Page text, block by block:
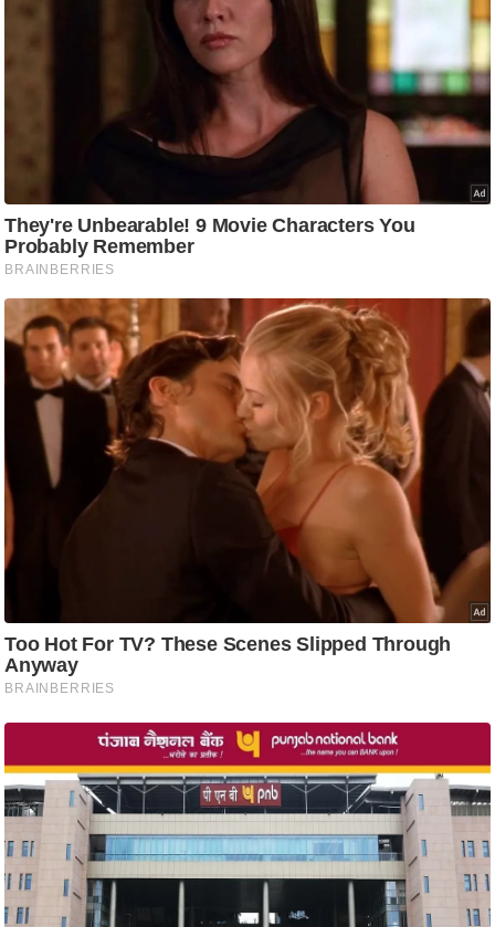
/
फै
रे
नु
स्खे
र्य
ट
न
स्थ
फि
रि
ले
शि
प
रा
ज
नी
ति